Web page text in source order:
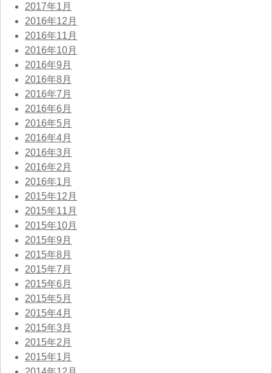
2017年1月
2016年12月
2016年11月
2016年10月
2016年9月
2016年8月
2016年7月
2016年6月
2016年5月
2016年4月
2016年3月
2016年2月
2016年1月
2015年12月
2015年11月
2015年10月
2015年9月
2015年8月
2015年7月
2015年6月
2015年5月
2015年4月
2015年3月
2015年2月
2015年1月